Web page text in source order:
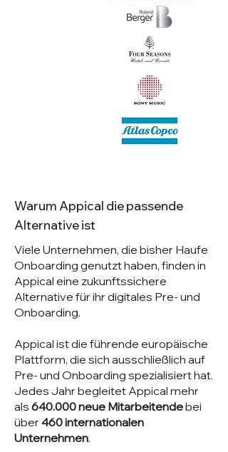
Warum Appical die passende
Alternative ist
Viele Unternehmen, die bisher Haufe
Onboarding genutzt haben, finden in
Appical eine zukunftssichere
Alternative für ihr digitales Pre- und
Onboarding.
Appical ist die führende europäische
Plattform, die sich ausschließlich auf
Pre- und Onboarding spezialisiert hat.
Jedes Jahr begleitet Appical mehr
als 640.000 neue Mitarbeitendebei
über 460 internationalen
Unternehmen.